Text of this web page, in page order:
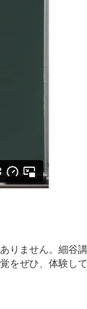
りません。細谷
ぜひ、体験して